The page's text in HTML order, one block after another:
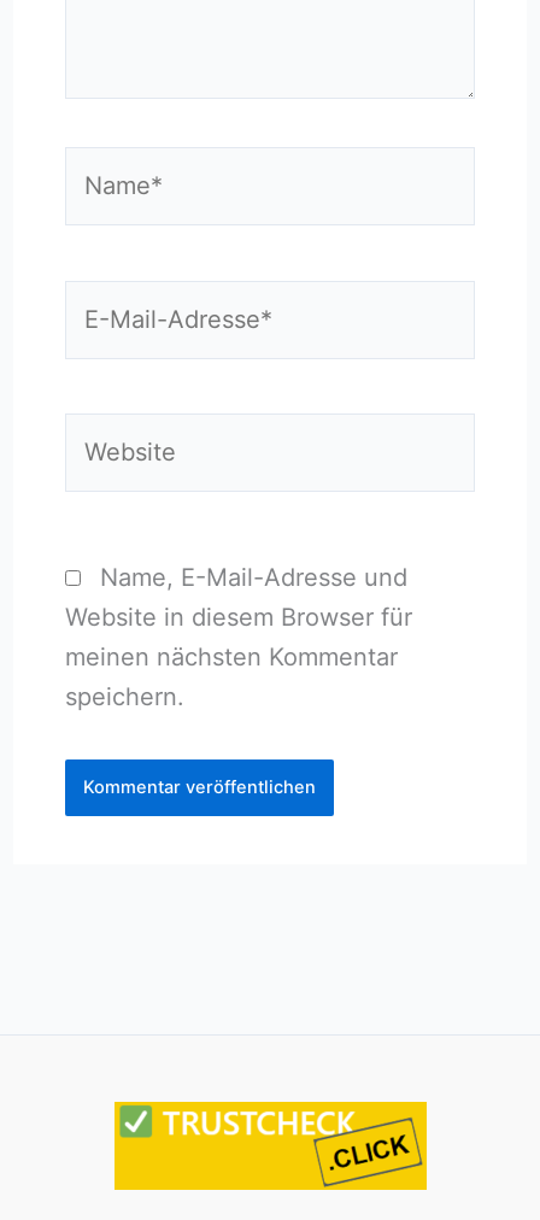
Name, E-Mail-Adresse und
Website in diesem Browser für
meinen nächsten Kommentar
speichern.